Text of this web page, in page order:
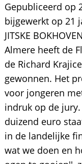
Gepubliceerd op
bijgewerkt op 21
JITSKE
Almere heeft de
de Richard
gewonnen. Het
voor jongeren
indruk op de
duizend euro
in de landelijke
wat we doen en